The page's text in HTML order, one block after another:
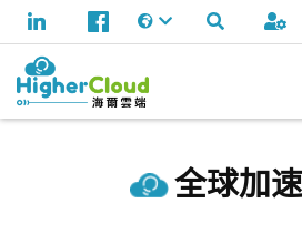
全球加